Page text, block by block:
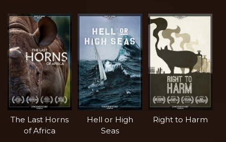
The Last Horns
of Africa
Hell or High
Seas
Right to Harm